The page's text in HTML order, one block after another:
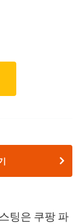
팅은 쿠팡 파